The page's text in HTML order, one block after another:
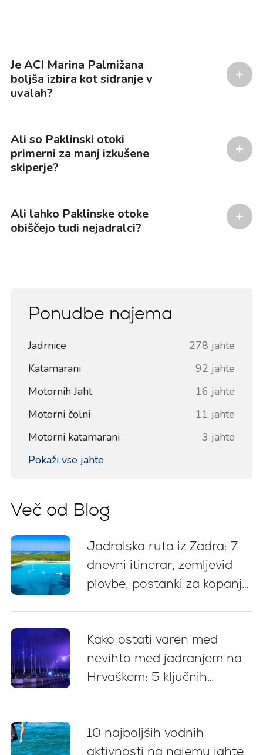
Je ACI Marina Palmižana
boljša izbira kot sidranje v
uvalah?
Ali so Paklinski otoki
primerni za manj izkušene
skiperje?
Ali lahko Paklinske otoke
obiščejo tudi nejadralci?
Ponudbe najema
Jadrnice
278 jahte
Katamarani
92 jahte
Motornih Jaht
16 jahte
Motorni čolni
11 jahte
Motorni katamarani
3 jahte
Pokaži vse jahte
Več od Blog
Jadralska ruta iz Zadra: 7
dnevni itinerar, zemljevid
plovbe, postanki za kopanje
Kako ostati varen med
nevihto med jadranjem na
Hrvaškem: 5 ključnih
10 najboljših vodnih
aktivnosti na najemu jahte